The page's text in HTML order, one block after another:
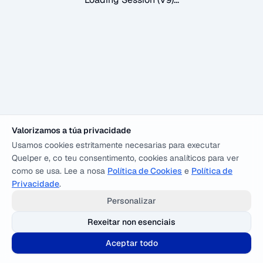
Valorizamos a túa privacidade
Usamos cookies estritamente necesarias para executar
Quelper e, co teu consentimento, cookies analíticos para ver
como se usa. Lee a nosa Política de Cookies e Política de
Privacidade.
Personalizar
Rexeitar non esenciais
Aceptar todo